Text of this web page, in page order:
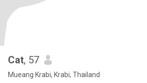
Cat, 57
Mueang Krabi, Krabi, Thailand